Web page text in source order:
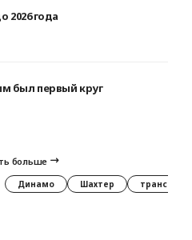
2026 года
был первый круг
больше
Динамо Шахтер трансферы